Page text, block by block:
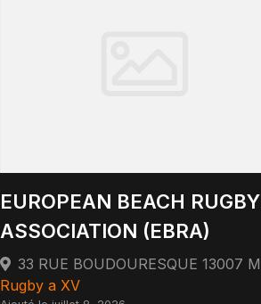
EUROPEAN BEACH RUGBY
ASSOCIATION (EBRA)
Rugby a XV